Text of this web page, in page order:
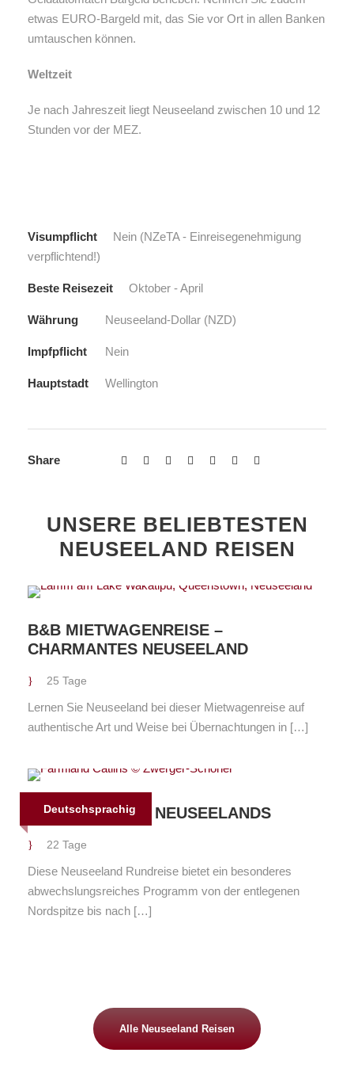
etwas EURO-Bargeld mit, das Sie vor Ort in allen Banken
umtauschen können.
Weltzeit
Je nach Jahreszeit liegt Neuseeland zwischen 10 und 12
Stunden vor der MEZ.
Visumpflicht
Nein (NZeTA - Einreisegenehmigung
verpflichtend!)
Beste Reisezeit Oktober - April
Währung Neuseeland-Dollar (NZD)
Impfpflicht Nein
Hauptstadt Wellington
Share
UNSERE BELIEBTESTEN
NEUSEELAND REISEN
B&B MIETWAGENREISE –
CHARMANTES NEUSEELAND
25 Tage
Lernen Sie Neuseeland bei dieser Mietwagenreise auf
authentische Art und Weise bei Übernachtungen in […]
Deutschsprachig
NATURWUNDER NEUSEELANDS
22 Tage
Diese Neuseeland Rundreise bietet ein besonderes
abwechslungsreiches Programm von der entlegenen
Nordspitze bis nach […]
Alle Neuseeland Reisen